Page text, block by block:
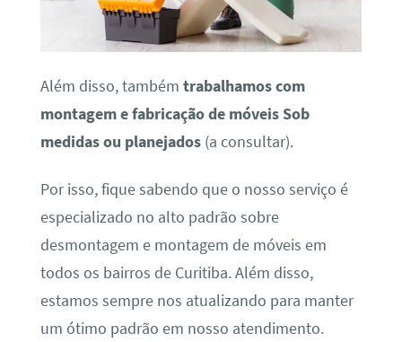
Além disso, também trabalhamos com
montagem e fabricação de móveis Sob
medidas ou planejados(a consultar).
Por isso, fique sabendo que o nosso serviço é
especializado no alto padrão sobre
desmontagem e montagem de móveis em
todos os bairros de Curitiba. Além disso,
estamos sempre nos atualizando para manter
um ótimo padrão em nosso atendimento.